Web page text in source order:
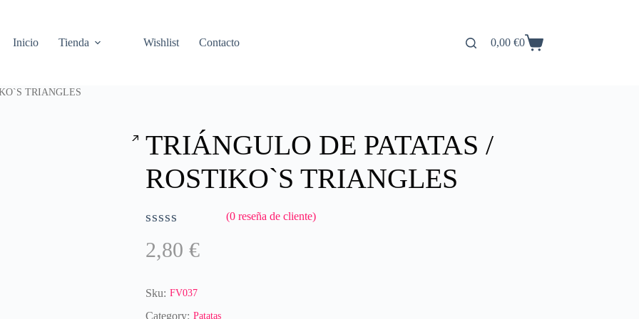
Inicio Tienda Wishlist Contacto
Carro
0,00 €0
TRIANGLES
TRIÁNGULO DE PATATAS /
ROSTIKO`S TRIANGLES
a
r
a
(0 reseña de cliente)
2,80 €
Sku: FV037
Category: Patatas